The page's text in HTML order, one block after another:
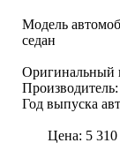
Модель
седан
Оригинальный
Производитель:
Год выпуска
Цена: 5